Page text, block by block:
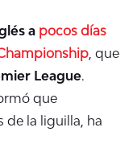
a pocos días
, que
League.
que
de la liguilla, ha